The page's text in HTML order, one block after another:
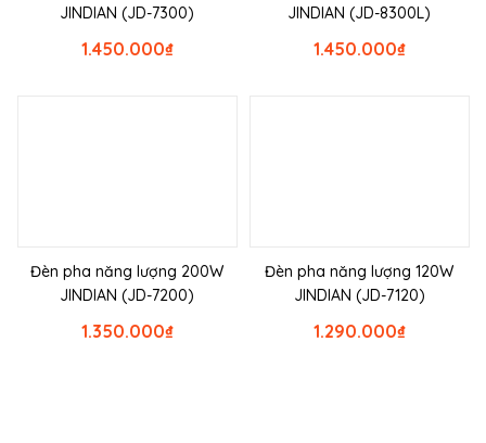
JINDIAN (JD-7300)
₫
1.450.000
JINDIAN (JD-8300L)
₫
1.450.000
Đèn pha năng lượng 200W
JINDIAN (JD-7200)
₫
1.350.000
Đèn pha năng lượng 120W
JINDIAN (JD-7120)
₫
1.290.000